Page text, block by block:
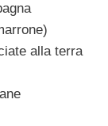
alla terra